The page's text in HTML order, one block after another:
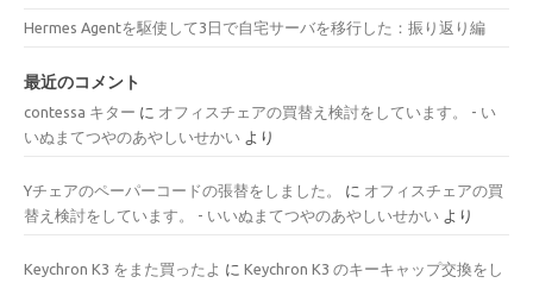
Hermes Agentを駆使して3日で自宅サーバを移行した：振り返り編
最近のコメント
contessa キター に オフィスチェアの買替え検討をしています。 - い
いぬまてつやのあやしいせかい より
Yチェアのペーパーコードの張替をしました。 に オフィスチェアの買
替え検討をしています。 - いいぬまてつやのあやしいせかい より
Keychron K3 をまた買ったよ に Keychron K3 のキーキャップ交換をし